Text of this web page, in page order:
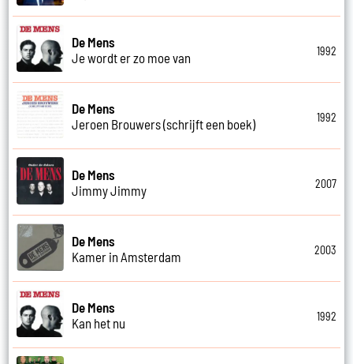
De Mens
Je wordt er zo moe van
1992
De Mens
Jeroen Brouwers (schrijft een boek)
1992
De Mens
Jimmy Jimmy
2007
De Mens
Kamer in Amsterdam
2003
De Mens
Kan het nu
1992